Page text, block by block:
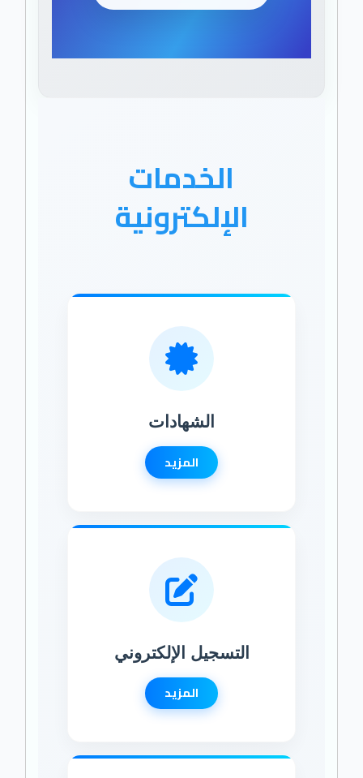
الخدمات
الإلكترونية
الشهادات
المزيد
التسجيل الإلكتروني
المزيد